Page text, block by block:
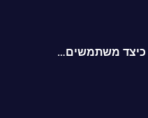
משתמשים…